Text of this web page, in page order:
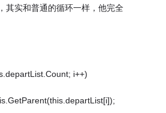
其实和普通的循环一样，他完全
i++)